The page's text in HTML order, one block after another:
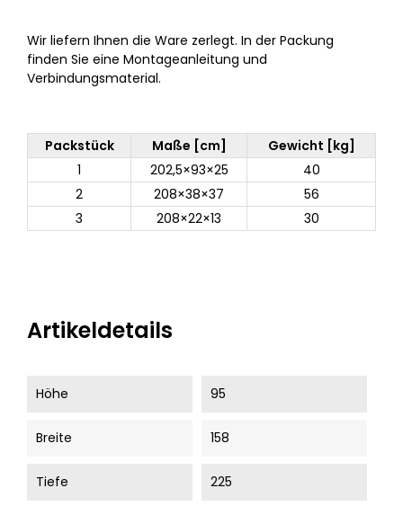
Wir liefern Ihnen die Ware zerlegt. In der Packung
finden Sie eine Montageanleitung und
Verbindungsmaterial.
Packstück Maße [cm]
Gewicht [kg]
1
202,5×93×25
40
2
208×38×37
56
3
208×22×13 30
Artikeldetails
Höhe 95
Breite 158
Tiefe 225